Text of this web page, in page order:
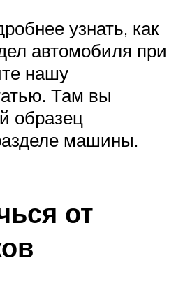
узнать, как
автомобиля при
нашу
Там вы
образец
машины.
от